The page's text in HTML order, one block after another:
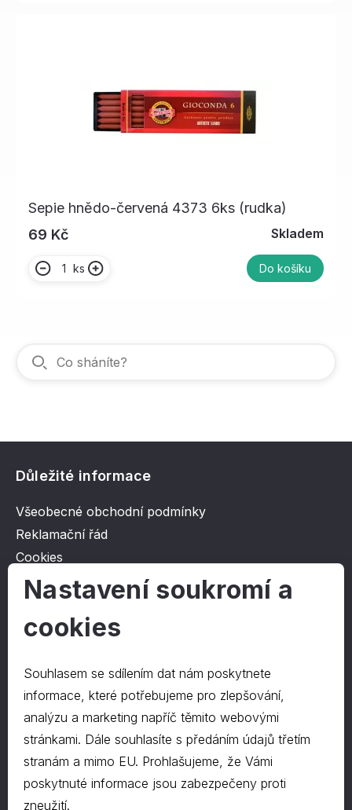
Sepie hnědo-červená 4373 6ks (rudka)
69 Kč
Skladem
ks Do košíku
Důležité informace
Všeobecné obchodní podmínky
Reklamační řád
Cookies
Ochrana osobních údajů
O společnosti
Kontakt
O nás
Kontakty
577 222 666
©2024 PD-HRAPA s.r.o.
Nastavení soukromí a
cookies
Souhlasem se sdílením dat nám poskytnete
informace, které potřebujeme pro zlepšování,
analýzu a marketing napříč těmito webovými
stránkami. Dále souhlasíte s předáním údajů třetím
stranám a mimo EU. Prohlašujeme, že Vámi
poskytnuté informace jsou zabezpečeny proti
zneužití.